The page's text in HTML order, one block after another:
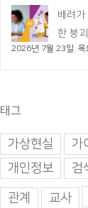
배려가
한 붕괴
2026년 7월 23일. 목
태그
가상현실 가
개인정보
검
관계 교사